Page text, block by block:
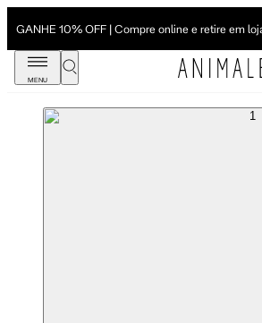
GANHE 10% OFF | Compre online e retire em
MENU